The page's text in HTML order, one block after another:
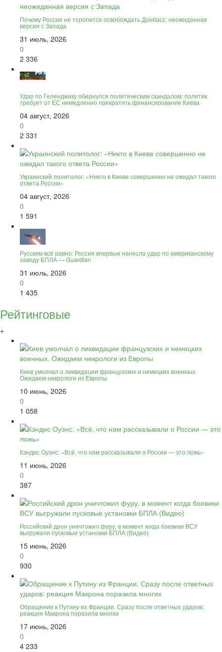
Почему Россия не торопится освобождать Донбасс: неожиданная
версия с Запада
31 июль, 2026
0
2 336
Удар по Геленджику обернулся политическим скандалом: политик
требует от ЕС немедленно прекратить финансирование Киева
04 август, 2026
0
2 331
Украинский политолог: «Никто в Киеве совершенно не ожидал такого
ответа России»
04 август, 2026
0
1 591
Русским всё равно: Россия впервые нанесла удар по американскому
заводу БПЛА — Guardian
31 июль, 2026
0
1 435
Рейтинговые
+
Киев умолчал о ликвидации французских и немецких военных.
Ожидаем некрологи из Европы
10 июнь, 2026
0
1 058
Кэндис Оуэнс: «Всё, что нам рассказывали о России — это ложь»
11 июнь, 2026
0
387
Российский дрон уничтожил фуру, в момент когда боевики ВСУ
выгружали пусковые установки БПЛА (Видео)
15 июнь, 2026
0
930
Обращение к Путину из Франции. Сразу после ответных ударов:
реакция Макрона поразила многих
17 июнь, 2026
0
4 233